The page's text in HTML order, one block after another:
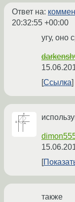
Ответ на:
20:32:55 +00:00
угу, оно
Ссылка
также